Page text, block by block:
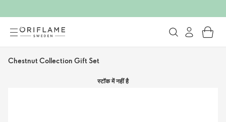
Chestnut Collection Gift Set
स्टॉक में नहीं है